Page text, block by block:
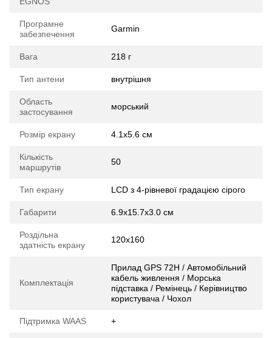
Програмне
забезпечення
Garmin
Вага 218 г
Тип антени внутрішня
Область
застосування
морський
Розмір екрану 4.1x5.6 см
Кількість
маршрутів
50
Тип екрану LCD з 4-рівневої градацією сірого
Габарити 6.9x15.7x3.0 cм
Роздільна
здатність екрану
120х160
Комплектація
Прилад GPS 72H / Автомобільний
кабель живлення / Морська
підставка / Ремінець / Керівництво
користувача / Чохол
Підтримка WAAS +